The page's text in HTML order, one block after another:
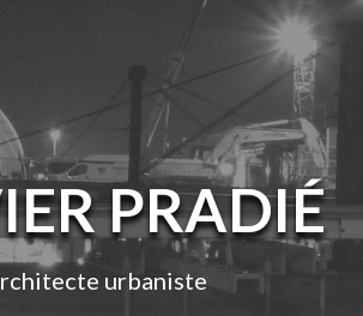
PRADIÉ
urbaniste